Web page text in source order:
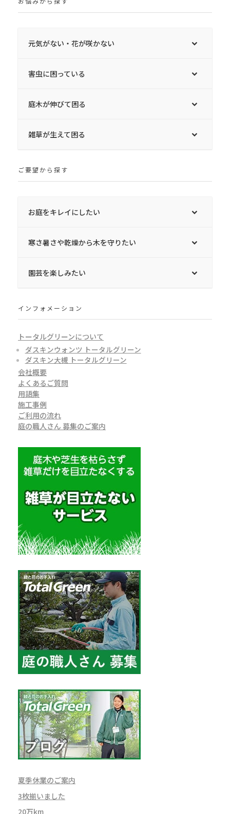
元気がない・花が咲かない
害虫に困っている
庭木が伸びて困る
雑草が生えて困る
ご要望から探す
お庭をキレイにしたい
寒さ暑さや乾燥から木を守りたい
園芸を楽しみたい
インフォメーション
トータルグリーンについて
ダスキンウォンツ トータルグリーン
ダスキン大槻 トータルグリーン
会社概要
よくあるご質問
用語集
施工事例
ご利用の流れ
庭の職人さん 募集のご案内
夏季休業のご案内
3枚揃いました
20万km